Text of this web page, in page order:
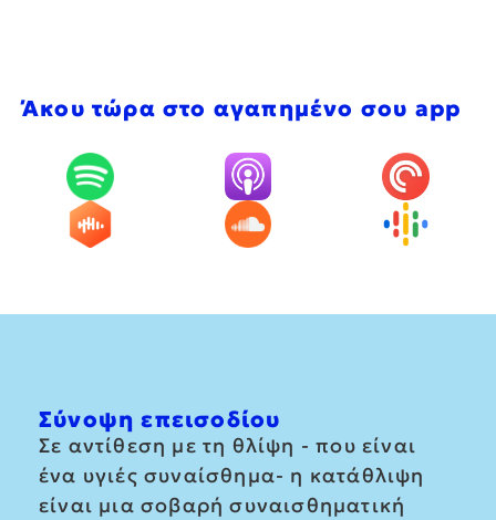
Άκου τώρα στο αγαπημένο σου app
Σύνοψη επεισοδίου
Σε αντίθεση με τη θλίψη - που είναι
ένα υγιές συναίσθημα- η κατάθλιψη
είναι μια σοβαρή συναισθηματική